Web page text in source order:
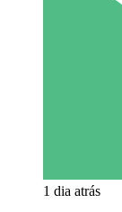
1 dia atrás